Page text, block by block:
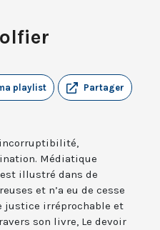
Partager
playlist
Médiatique
illustré dans de
et n’a eu de cesse
justice irréprochable et
son livre, Le devoir